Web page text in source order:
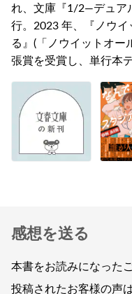
れ、文庫『1/2―デュア
行。2023 年、『ノウ
る』(「ノウイットオー
張賞を受賞し、単行本
感想を送る
本書をお読みになった
投稿されたお客様の声